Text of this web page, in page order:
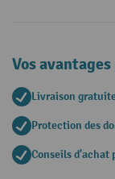
Vos
Livraison
Protection des
Conseils d'achat